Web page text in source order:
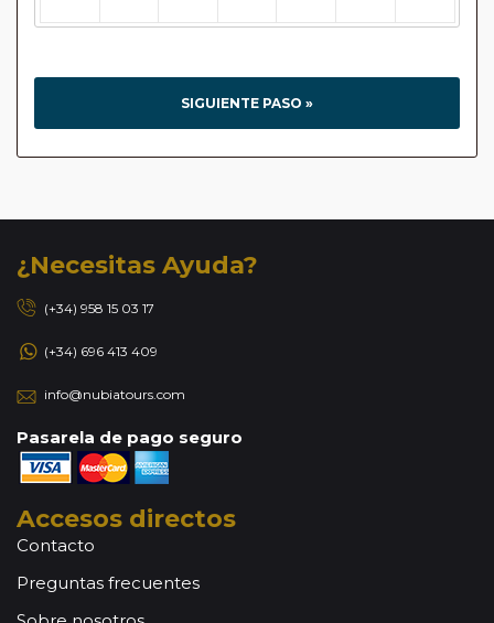
SIGUIENTE PASO »
¿Necesitas Ayuda?
(+34) 958 15 03 17
(+34) 696 413 409
info@nubiatours.com
Pasarela de pago seguro
Accesos directos
Contacto
Preguntas frecuentes